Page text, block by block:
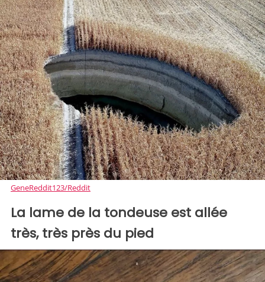
GeneReddit123/Reddit
La lame de la tondeuse est allée
très, très près du pied